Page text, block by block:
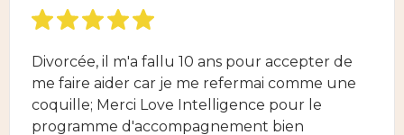
Divorcée, il m'a fallu 10 ans pour accepter de
me faire aider car je me refermai comme une
coquille; Merci Love Intelligence pour le
programme d'accompagnement bien